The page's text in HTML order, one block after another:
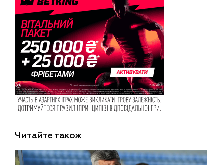
Читайте також